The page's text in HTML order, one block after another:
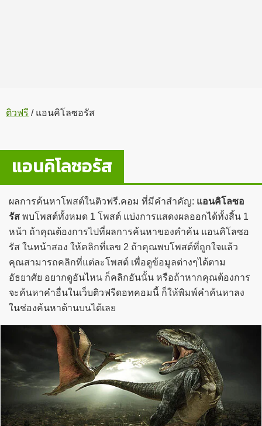
ติวฟรี /แอนคิโลซอรัส
แอนคิโลซอรัส
ผลการค้นหาโพสต์ในติวฟรี.คอม ที่มีคำสำคัญ: แอนคิโลซอ
รัส พบโพสต์ทั้งหมด 1 โพสต์ แบ่งการแสดงผลออกได้ทั้งสิ้น 1
หน้า ถ้าคุณต้องการไปที่ผลการค้นหาของคำค้น แอนคิโลซอ
รัส ในหน้าสอง ให้คลิกที่เลข 2 ถ้าคุณพบโพสต์ที่ถูกใจแล้ว
คุณสามารถคลิกที่แต่ละโพสต์ เพื่อดูข้อมูลต่างๆได้ตาม
อัธยาศัย อยากดูอันไหน ก็คลิกอันนั้น หรือถ้าหากคุณต้องการ
จะค้นหาคำอื่นในเว็บติวฟรีดอทคอมนี้ ก็ให้พิมพ์คำค้นหาลง
ในช่องค้นหาด้านบนได้เลย